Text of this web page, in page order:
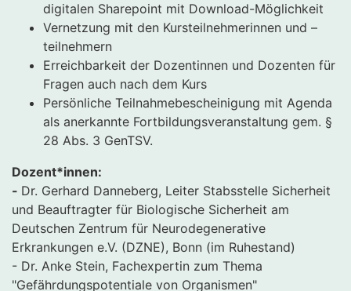
digitalen Sharepoint mit Download-Möglichkeit
Vernetzung mit den Kursteilnehmerinnen und –
teilnehmern
Erreichbarkeit der Dozentinnen und Dozenten für
Fragen auch nach dem Kurs
Persönliche Teilnahmebescheinigung mit Agenda
als anerkannte Fortbildungsveranstaltung gem. §
28 Abs. 3 GenTSV.
Dozent*innen:
- Dr. Gerhard Danneberg, Leiter Stabsstelle Sicherheit
und Beauftragter für Biologische Sicherheit am
Deutschen Zentrum für Neurodegenerative
Erkrankungen e.V. (DZNE), Bonn (im Ruhestand)
- Dr. Anke Stein, Fachexpertin zum Thema
"Gefährdungspotentiale von Organismen"